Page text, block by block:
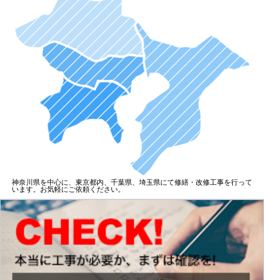
神奈川県を中心に、東京都内、千葉県、埼玉県にて修繕・改修工事を行って
います。お気軽にご依頼ください。